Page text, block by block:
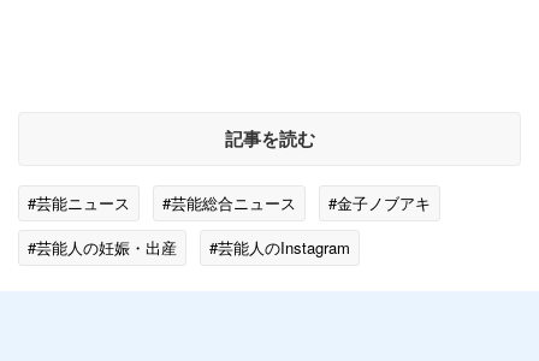
記事を読む
#芸能ニュース #芸能総合ニュース
#金子ノブアキ
#芸能人の妊娠・出産
#芸能人のInstagram